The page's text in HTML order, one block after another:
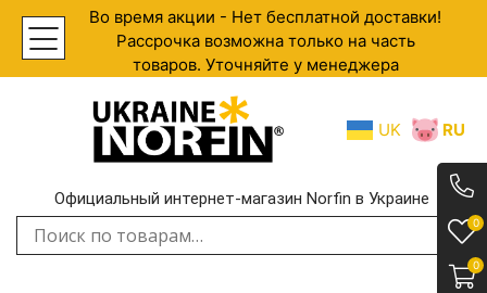
Во время акции - Нет бесплатной доставки!
Рассрочка возможна только на часть
товаров. Уточняйте у менеджера
UK RU
Официальный интернет-магазин Norfin в Украине
Искать: 0
0